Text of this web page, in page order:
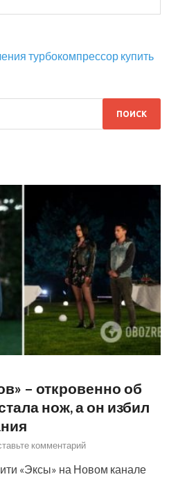
турбокомпрессор купить
– откровенно об
нож, а он избил
комментарий
«Эксы» на Новом канале